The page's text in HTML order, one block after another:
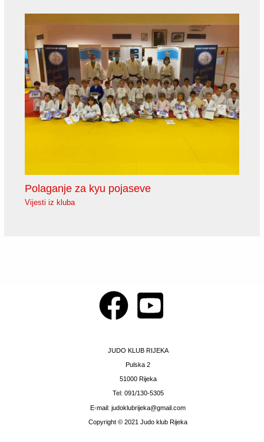
Polaganje za kyu pojaseve
Vijesti iz kluba
JUDO KLUB RIJEKA
Pulska 2
51000 Rijeka
Tel: 091/130-5305
E-mail: judoklubrijeka@gmail.com
Copyright © 2021 Judo klub Rijeka